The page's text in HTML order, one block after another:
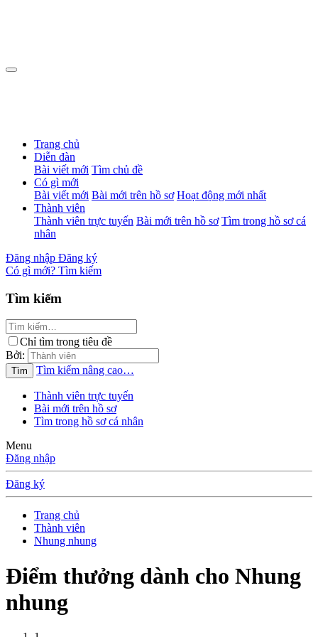
Trang chủ
Diễn đàn
Bài viết mới Tìm chủ đề
Có gì mới
Bài viết mới Bài mới trên hồ sơ Hoạt động mới nhất
Thành viên
Thành viên trực tuyến Bài mới trên hồ sơ Tìm trong hồ sơ cá
nhân
Đăng nhập Đăng ký
Có gì mới? Tìm kiếm
Tìm kiếm
Chỉ tìm trong tiêu đề
Bởi:
Tìm Tìm kiếm nâng cao…
Thành viên trực tuyến
Bài mới trên hồ sơ
Tìm trong hồ sơ cá nhân
Menu
Đăng nhập
Đăng ký
Trang chủ
Thành viên
Nhung nhung
Điểm thưởng dành cho Nhung
nhung